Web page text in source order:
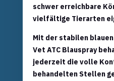
schwer erreichbare
vielfältige Tierarten
Mit der stabilen
Vet ATC Blauspray
jederzeit die volle
behandelten Stellen